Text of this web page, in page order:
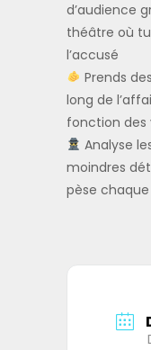
d’audience
théâtre où
l’accusé
Prends
long de
fonction des
Analyse
moindres
pèse